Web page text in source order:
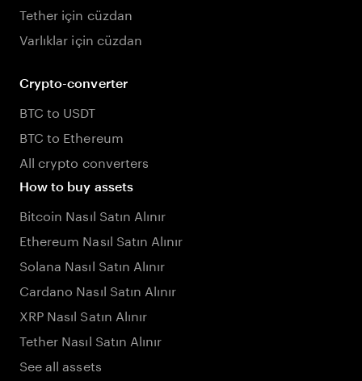
Tether için cüzdan
Varlıklar için cüzdan
Crypto-converter
BTC to USDT
BTC to Ethereum
All crypto converters
How to buy assets
Bitcoin Nasıl Satın Alınır
Ethereum Nasıl Satın Alınır
Solana Nasıl Satın Alınır
Cardano Nasıl Satın Alınır
XRP Nasıl Satın Alınır
Tether Nasıl Satın Alınır
See all assets